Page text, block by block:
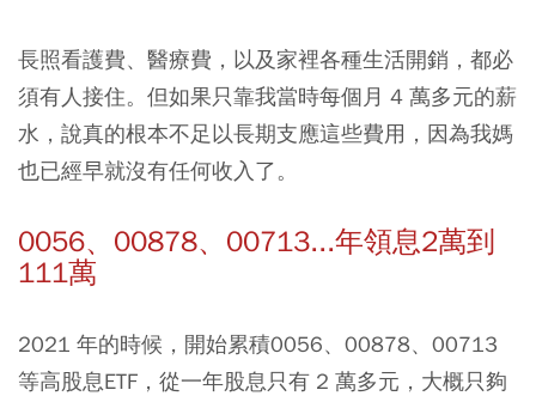
長照看護費、醫療費，以及家裡各種生活開銷，都必
須有人接住。但如果只靠我當時每個月 4 萬多元的薪
水，說真的根本不足以長期支應這些費用，因為我媽
也已經早就沒有任何收入了。
0056、00878、00713...年領息2萬到
111萬
2021 年的時候，開始累積0056、00878、00713
等高股息ETF，從一年股息只有 2 萬多元，大概只夠